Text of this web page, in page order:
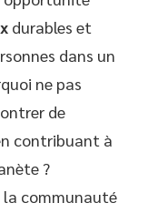
durables et
dans un
ne pas
de
contribuant à
?
la communauté